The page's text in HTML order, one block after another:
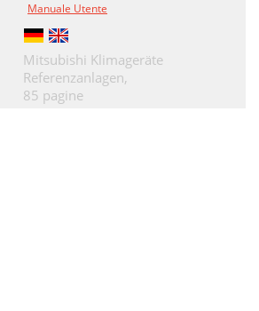
Manuale Utente
Mitsubishi Klimageräte
Referenzanlagen,
85 pagine